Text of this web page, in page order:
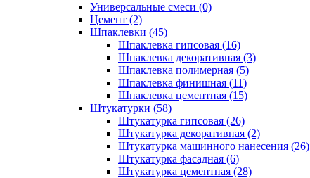
Универсальные смеси (0)
Цемент (2)
Шпаклевки (45)
Шпаклевка гипсовая (16)
Шпаклевка декоративная (3)
Шпаклевка полимерная (5)
Шпаклевка финишная (11)
Шпаклевка цементная (15)
Штукатурки (58)
Штукатурка гипсовая (26)
Штукатурка декоративная (2)
Штукатурка машинного нанесения (26)
Штукатурка фасадная (6)
Штукатурка цементная (28)